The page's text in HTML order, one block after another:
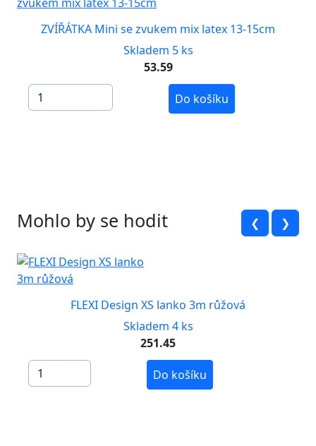
ZVÍŘÁTKA Mini se zvukem mix latex 13-15cm
Skladem 5 ks
53.59
Do košíku
Mohlo by se hodit ❮ ❯
FLEXI Design XS lanko 3m růžová
Skladem 4 ks
251.45
Do košíku